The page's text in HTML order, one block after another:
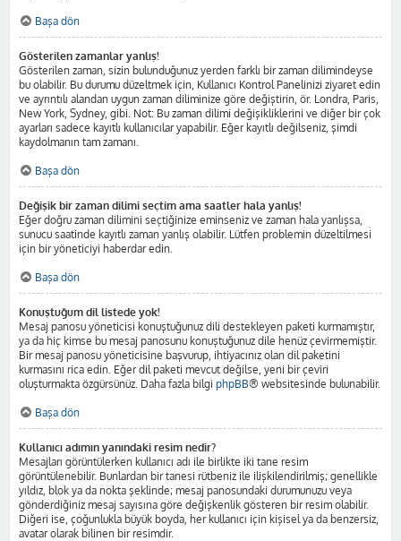
Başa dön
Gösterilen zamanlar yanlış!
Gösterilen zaman, sizin bulunduğunuz yerden farklı bir zaman dilimindeyse
bu olabilir. Bu durumu düzeltmek için, Kullanıcı Kontrol Panelinizi ziyaret edin
ve ayrıntılı alandan uygun zaman diliminize göre değiştirin, ör. Londra, Paris,
New York, Sydney, gibi. Not: Bu zaman dilimi değişikliklerini ve diğer bir çok
ayarları sadece kayıtlı kullanıcılar yapabilir. Eğer kayıtlı değilseniz, şimdi
kaydolmanın tam zamanı.
Başa dön
Değişik bir zaman dilimi seçtim ama saatler hala yanlış!
Eğer doğru zaman dilimini seçtiğinize eminseniz ve zaman hala yanlışsa,
sunucu saatinde kayıtlı zaman yanlış olabilir. Lütfen problemin düzeltilmesi
için bir yöneticiyi haberdar edin.
Başa dön
Konuştuğum dil listede yok!
Mesaj panosu yöneticisi konuştuğunuz dili destekleyen paketi kurmamıştır,
ya da hiç kimse bu mesaj panosunu konuştuğunuz dile henüz çevirmemiştir.
Bir mesaj panosu yöneticisine başvurup, ihtiyacınız olan dil paketini
kurmasını rica edin. Eğer dil paketi mevcut değilse, yeni bir çeviri
oluşturmakta özgürsünüz. Daha fazla bilgi phpBB® websitesinde bulunabilir.
Başa dön
Kullanıcı adımın yanındaki resim nedir?
Mesajları görüntülerken kullanıcı adı ile birlikte iki tane resim
görüntülenebilir. Bunlardan bir tanesi rütbeniz ile ilişkilendirilmiş; genellikle
yıldız, blok ya da nokta şeklinde; mesaj panosundaki durumunuzu veya
gönderdiğiniz mesaj sayısına göre değişkenlik gösteren bir resim olabilir.
Diğeri ise, çoğunlukla büyük boyda, her kullanıcı için kişisel ya da benzersiz,
avatar olarak bilinen bir resimdir.